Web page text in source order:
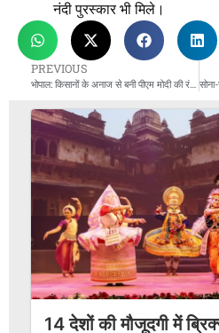
नंदी पुरस्कार भी मिले।
PREVIOUS
भोपाल: किसानों के अनाज से बनी पीएम मोदी की रंगोली
14 देशों की मौजूदगी में